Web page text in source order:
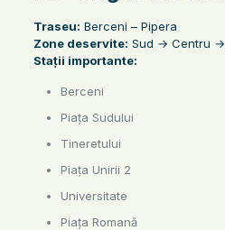
Traseu: Berceni – Pipera
Zone deservite: Sud → Centru →
Stații importante:
Berceni
Piața Sudului
Tineretului
Piața Unirii 2
Universitate
Piața Romană